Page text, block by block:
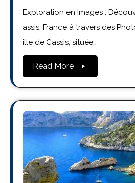
Exploration en Images :
assis, France à travers des
ille de Cassis, située…
Read More